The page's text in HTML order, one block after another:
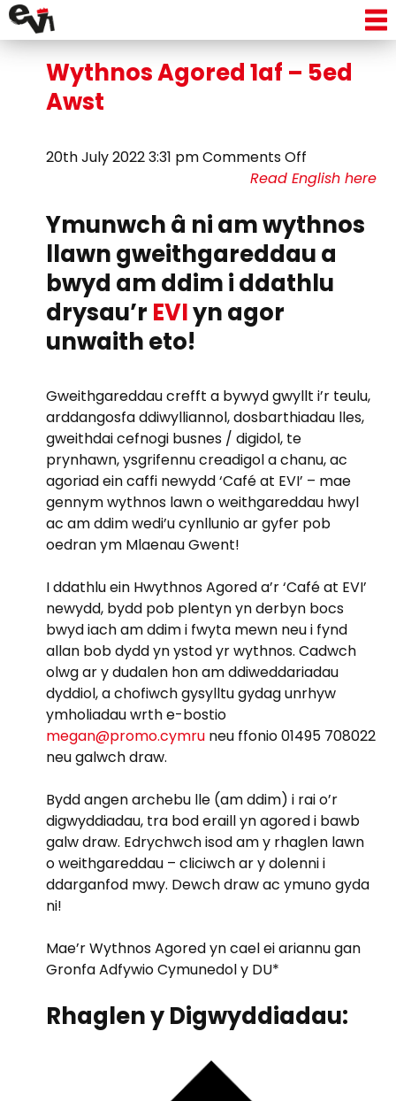
Tag Archive: Diwrnod Hwyl
Wythnos Agored 1af – 5ed
Awst
20th July 2022 3:31 pmComments Off
Wythnos
1af
5ed
Awst
Read English here
Ymunwch â ni am wythnos
llawn gweithgareddau a
bwyd am ddim i ddathlu
drysau’r EVIyn agor
unwaith eto!
Gweithgareddau crefft a bywyd gwyllt i’r teulu,
arddangosfa ddiwylliannol, dosbarthiadau lles,
gweithdai cefnogi busnes / digidol, te
prynhawn, ysgrifennu creadigol a chanu, ac
agoriad ein caffi newydd ‘Café at EVI’ – mae
gennym wythnos lawn o weithgareddau hwyl
ac am ddim wedi’u cynllunio ar gyfer pob
oedran ym Mlaenau Gwent!
I ddathlu ein Hwythnos Agored a’r ‘Café at EVI’
newydd, bydd pob plentyn yn derbyn bocs
bwyd iach am ddim i fwyta mewn neu i fynd
allan bob dydd yn ystod yr wythnos. Cadwch
olwg ar y dudalen hon am ddiweddariadau
dyddiol, a chofiwch gysylltu gydag unrhyw
ymholiadau wrth e-bostio
megan@promo.cymru neu ffonio 01495 708022
neu galwch draw.
Bydd angen archebu lle (am ddim) i rai o’r
digwyddiadau, tra bod eraill yn agored i bawb
galw draw. Edrychwch isod am y rhaglen lawn
o weithgareddau – cliciwch ar y dolenni i
ddarganfod mwy. Dewch draw ac ymuno gyda
ni!
Mae’r Wythnos Agored yn cael ei ariannu gan
Gronfa Adfywio Cymunedol y DU*
Rhaglen y Digwyddiadau: